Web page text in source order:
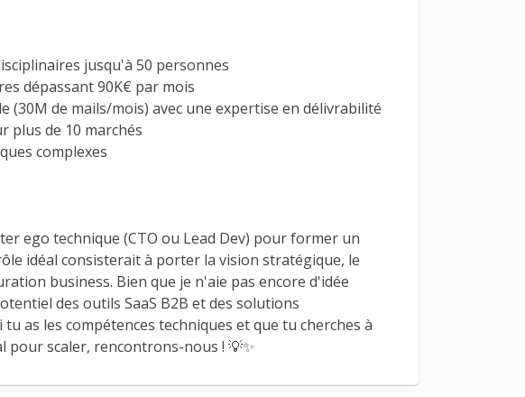
jusqu'à 50 personnes
dépassant 90K€ par mois
(30M de mails/mois) avec une expertise en délivrabilité
plus de 10 marchés
complexes
ego technique (CTO ou Lead Dev) pour former un
idéal consisterait à porter la vision stratégique, le
business. Bien que je n'aie pas encore d'idée
des outils SaaS B2B et des solutions
as les compétences techniques et que tu cherches à
scaler, rencontrons-nous ! 💡✨